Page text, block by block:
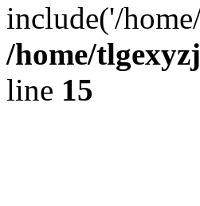
include('/
/home/
line 15